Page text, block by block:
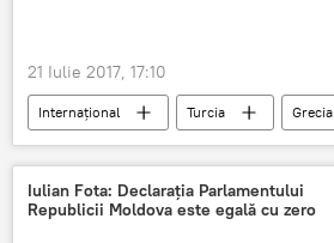
21 Iulie 2017, 17:10
Internaţional Turcia
Grecia
Seism
Replici cutremur
Iulian Fota: Declarația Parlamentului
Republicii Moldova este egală cu zero